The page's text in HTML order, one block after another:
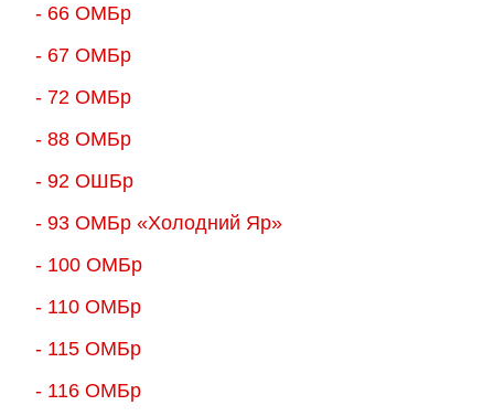
- 66 ОМБр
- 67 ОМБр
- 72 ОМБр
- 88 ОМБр
- 92 ОШБр
- 93 ОМБр «Холодний Яр»
- 100 ОМБр
- 110 ОМБр
- 115 ОМБр
- 116 ОМБр